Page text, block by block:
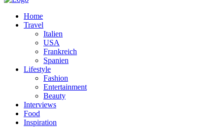
Home
Travel
Italien
USA
Frankreich
Spanien
Lifestyle
Fashion
Entertainment
Beauty
Interviews
Food
Inspiration